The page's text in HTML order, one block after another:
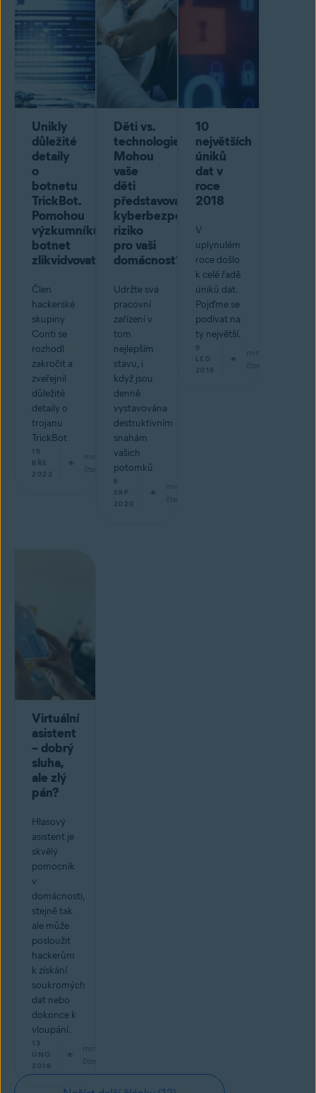
Unikly
důležité
detaily
o
botnetu
TrickBot.
Pomohou
výzkumníkům
botnet
zlikvidvovat
Člen
hackerské
skupiny
Conti se
rozhodl
zakročit a
zveřejnil
důležité
detaily o
trojanu
TrickBot
15
BŘE
2022
min
čtení
Děti vs.
technologie:
Mohou
vaše
děti
představovat
kyberbezpečnostní
riziko
pro vaši
domácnost?
Udržte svá
pracovní
zařízení v
tom
nejlepším
stavu, i
když jsou
denně
vystavována
destruktivním
snahám
vašich
potomků
6
SRP
2020
min
čtení
10
největších
úniků
dat v
roce
2018
V
uplynulém
roce došlo
k celé řadě
úniků dat.
Pojďme se
podívat na
ty největší.
9
LED
2019
min
čtení
Virtuální
asistent
– dobrý
sluha,
ale zlý
pán?
Hlasový
asistent je
skvělý
pomocník
v
domácnosti,
stejně tak
ale může
posloužit
hackerům
k získání
soukromých
dat nebo
dokonce k
vloupání.
13
ÚNO
2018
min
čtení